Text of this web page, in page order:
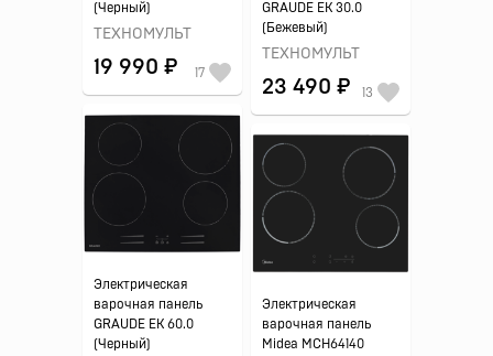
(Черный)
ТЕХНОМУЛЬТ
19 990 ₽ 17
GRAUDE EK 30.0
(Бежевый)
ТЕХНОМУЛЬТ
23 490 ₽ 13
Электрическая
варочная панель
GRAUDE EK 60.0
(Черный)
Электрическая
варочная панель
Midea MCH64140